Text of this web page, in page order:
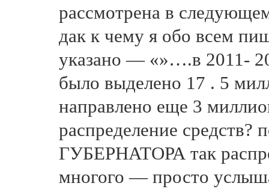
рассмотрена в
дак к чему я обо всем
указано — «»….в 2011-
было выделено 17 . 5
направлено еще 3
распределение
ГУБЕРНАТОРА так
многого — просто